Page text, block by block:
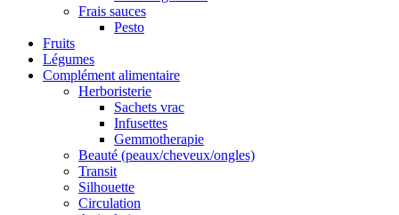
Frais sauces
Pesto
Fruits
Légumes
Complément alimentaire
Herboristerie
Sachets vrac
Infusettes
Gemmotherapie
Beauté (peaux/cheveux/ongles)
Transit
Silhouette
Circulation